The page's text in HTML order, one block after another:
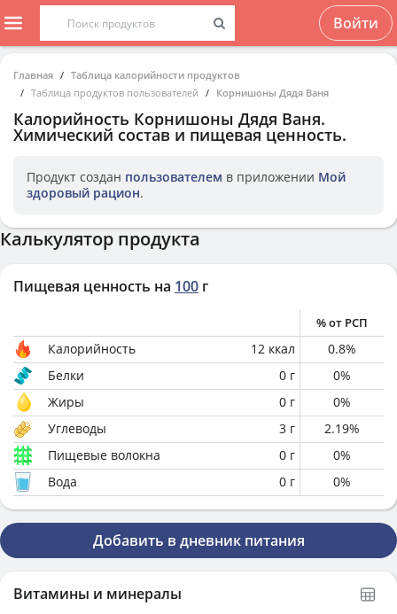
Войти
Главная
Таблица калорийности продуктов
Таблица продуктов пользователей
Корнишоны Дядя Ваня
Калорийность Корнишоны Дядя Ваня.
Химический состав и пищевая ценность.
Продукт создан пользователем в приложении Мой
здоровый рацион.
Калькулятор продукта
Пищевая ценность на 100 г
% от РСП
Калорийность 12 ккал 0.8%
Белки
0 г 0%
Жиры
0 г 0%
Углеводы
3 г 2.19%
Пищевые волокна
0 г 0%
Вода
0 г 0%
Добавить в дневник питания
Витамины и минералы